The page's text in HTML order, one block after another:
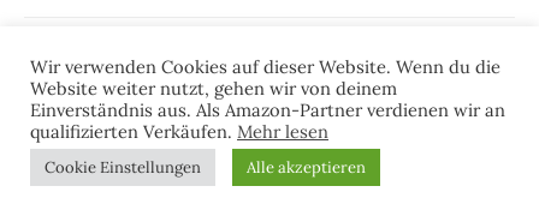
Hammrich(1)
Hans-Rainer Riekers(8)
Wir verwenden Cookies auf dieser Website. Wenn du die
Website weiter nutzt, gehen wir von deinem
Einverständnis aus. Als Amazon-Partner verdienen wir an
qualifizierten Verkäufen. Mehr lesen
Cookie Einstellungen Alle akzeptieren